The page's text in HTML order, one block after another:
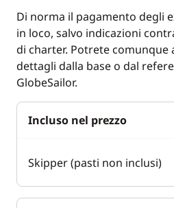
Deck equipment
Bimini
Electric Windlass
Di norma il pagamento degli
in loco, salvo indicazioni
di charter. Potrete comunque
dettagli dalla base o dal
GlobeSailor.
Incluso nel prezzo
Skipper (pasti non inclusi)